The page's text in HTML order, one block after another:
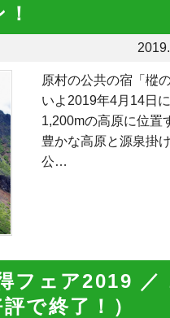
原村の公共の宿「樅
いよ2019年4月14日
1,200mの高原に位置
豊かな高原と源泉掛
公…
フェア2019
で終了！）